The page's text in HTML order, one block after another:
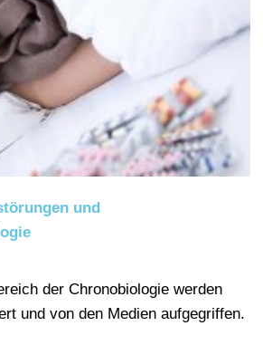
und
der Chronobiologie werden
und von den Medien aufgegriffen.